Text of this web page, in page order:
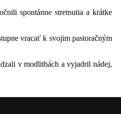
spontánne stretnutia a krátke
vracať k svojim pastoračným
v modlitbách a vyjadril nádej,